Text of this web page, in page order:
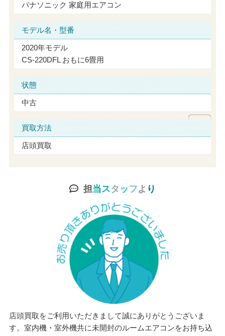
パナソニック 家庭用エアコン
モデル名・型番
2020年モデル
CS-220DFL おもに6畳用
状態
中古
買取方法
店頭買取
担当スタ ッ フよ り
店頭買取をご利用いただきまして誠にありがとうございま
す。室内機・室外機共に未開封のルームエアコンをお持ち込